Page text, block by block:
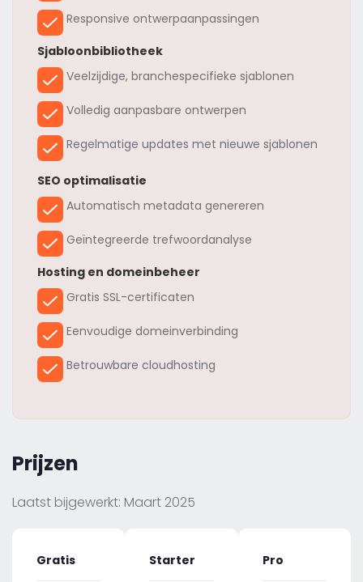
Responsive ontwerpaanpassingen
Sjabloonbibliotheek
Veelzijdige, branchespecifieke sjablonen
Volledig aanpasbare ontwerpen
Regelmatige updates met nieuwe sjablonen
SEO optimalisatie
Automatisch metadata genereren
Geïntegreerde trefwoordanalyse
Hosting en domeinbeheer
Gratis SSL-certificaten
Eenvoudige domeinverbinding
Betrouwbare cloudhosting
Prijzen
Laatst bijgewerkt: Maart 2025
Gratis Starter Pro